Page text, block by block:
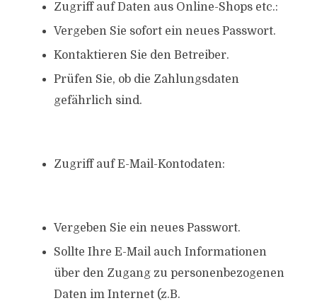
Zugriff auf Daten aus Online-Shops etc.:
Vergeben Sie sofort ein neues Passwort.
Kontaktieren Sie den Betreiber.
Prüfen Sie, ob die Zahlungsdaten
gefährlich sind.
Zugriff auf E-Mail-Kontodaten:
Vergeben Sie ein neues Passwort.
Sollte Ihre E-Mail auch Informationen
über den Zugang zu personenbezogenen
Daten im Internet (z.B.